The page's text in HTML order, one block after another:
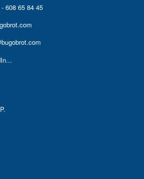
608 65 84 45